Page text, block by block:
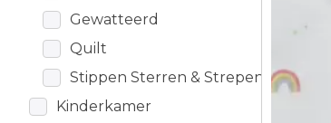
Gewatteerd
Quilt
Stippen Sterren & Strepen
Kinderkamer